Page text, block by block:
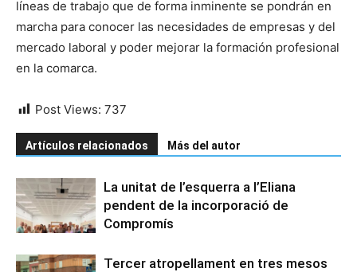
líneas de trabajo que de forma inminente se pondrán en
marcha para conocer las necesidades de empresas y del
mercado laboral y poder mejorar la formación profesional
en la comarca.
Post Views: 737
Artículos relacionados Más del autor
La unitat de l’esquerra a l’Eliana
pendent de la incorporació de
Compromís
Tercer atropellament en tres mesos